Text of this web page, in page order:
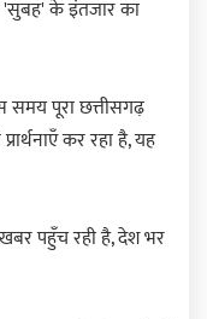
'सुबह' के इंतजार का
पूरा छत्तीसगढ़
कर रहा है, यह
पहुँच रही है, देश भर